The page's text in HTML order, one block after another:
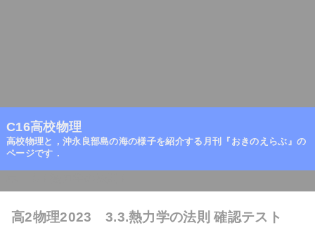
C16高校物理
高校物理と，沖永良部島の海の様子を紹介する月刊『おきのえらぶ』の
ページです．
高2物理2023 3.3.熱力学の法則 確認テスト